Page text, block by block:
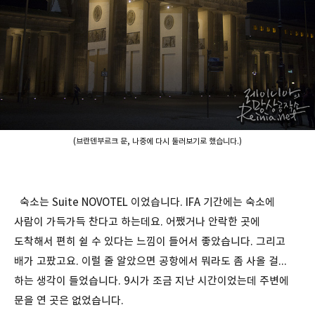
(브란덴부르크 문, 나중에 다시 둘러보기로 했습니다.)
숙소는 Suite NOVOTEL 이었습니다. IFA 기간에는 숙소에
사람이 가득가득 찬다고 하는데요. 어쨌거나 안락한 곳에
도착해서 편히 쉴 수 있다는 느낌이 들어서 좋았습니다. 그리고
배가 고팠고요. 이럴 줄 알았으면 공항에서 뭐라도 좀 사올 걸...
하는 생각이 들었습니다. 9시가 조금 지난 시간이었는데 주변에
문을 연 곳은 없었습니다.